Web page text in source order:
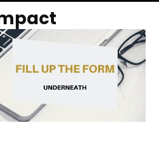
En P-A
Services
Projet De